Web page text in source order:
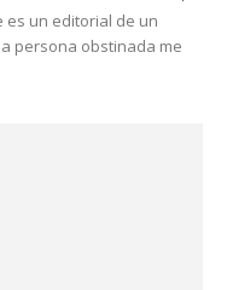
es un editorial de un
persona obstinada me